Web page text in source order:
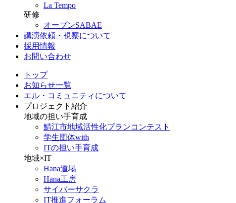
La Tempo
研修
オープンSABAE
講演依頼・視察について
採用情報
お問い合わせ
トップ
お知らせ一覧
エル・コミュニティについて
プロジェクト紹介
地域の担い手育成
鯖江市地域活性化プランコンテスト
学生団体with
ITの担い手育成
地域×IT
Hana道場
Hana工房
サイバーサクラ
IT推進フォーラム